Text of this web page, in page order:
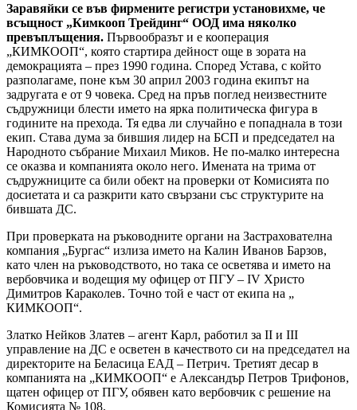
Заравяйки се във фирмените регистри установихме, че
всъщност „Кимкооп Трейдинг“ ООД има няколко
превъплъщения. Първообразът и е кооперация
„КИМКООП“, която стартира дейност още в зората на
демокрацията – през 1990 година. Според Устава, с който
разполагаме, поне към 30 април 2003 година екипът на
задругата е от 9 човека. Сред на пръв поглед неизвестните
съдружници блести името на ярка политическа фигура в
годините на прехода. Тя едва ли случайно е попаднала в този
екип. Става дума за бившия лидер на БСП и председател на
Народното събрание Михаил Миков. Не по-малко интересна
се оказва и компанията около него. Имената на трима от
съдружниците са били обект на проверки от Комисията по
досиетата и са разкрити като свързани със структурите на
бившата ДС.
При проверката на ръководните органи на Застрахователна
компания „Бургас“ излиза името на Калин Иванов Барзов,
като член на ръководството, но така се осветява и името на
вербовчика и водещия му офицер от ПГУ – IV Христо
Димитров Караколев. Точно той е част от екипа на „
КИМКООП“.
Златко Нейков Златев – агент Карл, работил за II и III
управление на ДС е осветен в качеството си на председател на
директорите на Беласица ЕАД – Петрич. Третият десар в
компанията на „КИМКООП“ е Александър Петров Трифонов,
щатен офицер от ПГУ, обявен като вербовчик с решение на
Комисията № 108.